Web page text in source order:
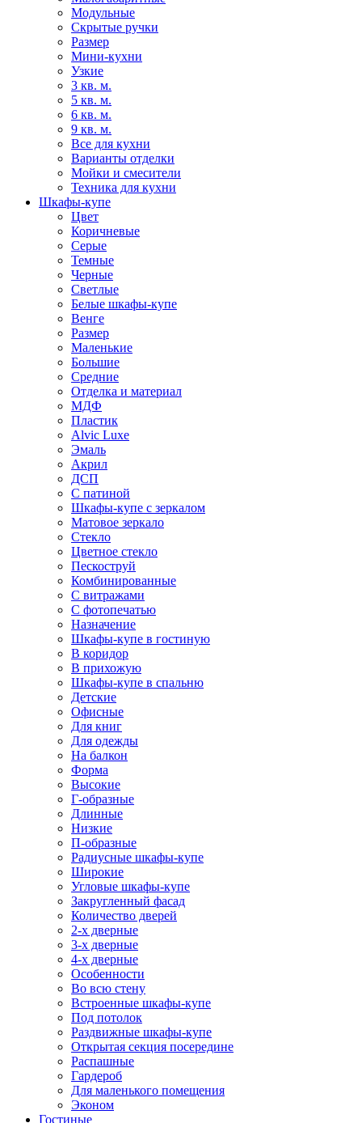
Модульные
Скрытые ручки
Размер
Мини-кухни
Узкие
3 кв. м.
5 кв. м.
6 кв. м.
9 кв. м.
Все для кухни
Варианты отделки
Мойки и смесители
Техника для кухни
Шкафы-купе
Цвет
Коричневые
Серые
Темные
Черные
Светлые
Белые шкафы-купе
Венге
Размер
Маленькие
Большие
Средние
Отделка и материал
МДФ
Пластик
Alvic Luxe
Эмаль
Акрил
ДСП
С патиной
Шкафы-купе с зеркалом
Матовое зеркало
Стекло
Цветное стекло
Пескоструй
Комбинированные
С витражами
С фотопечатью
Назначение
Шкафы-купе в гостиную
В коридор
В прихожую
Шкафы-купе в спальню
Детские
Офисные
Для книг
Для одежды
На балкон
Форма
Высокие
Г-образные
Длинные
Низкие
П-образные
Радиусные шкафы-купе
Широкие
Угловые шкафы-купе
Закругленный фасад
Количество дверей
2-х дверные
3-х дверные
4-х дверные
Особенности
Во всю стену
Встроенные шкафы-купе
Под потолок
Раздвижные шкафы-купе
Открытая секция посередине
Распашные
Гардероб
Для маленького помещения
Эконом
Гостиные